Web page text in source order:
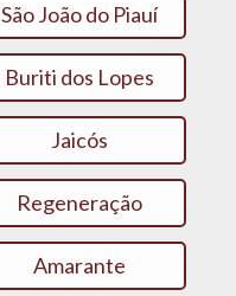
São João do Piauí
Buriti dos Lopes
Jaicós
Regeneração
Amarante